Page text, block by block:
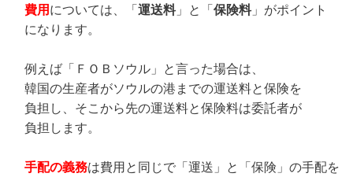
費用 については、「 運送料」と「 保険料」がポイント
になります。
例えば「ＦＯＢソウル」と言った場合は、
韓国の生産者がソウルの港までの運送料と保険を
負担し、そこから先の運送料と保険料は委託者が
負担します。
手配の義務は費用と同じで「運送」と「保険」の手配を